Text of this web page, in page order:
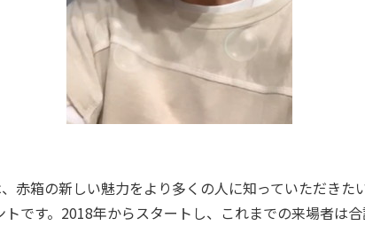
、赤箱の新しい魅力をより多くの人に知っていただきた
トです。2018年からスタートし、これまでの来場者は